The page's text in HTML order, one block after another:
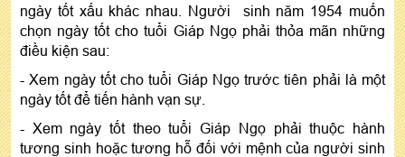
ngày tốt xấu khác nhau. Người sinh năm 1954 muốn
chọn ngày tốt cho tuổi Giáp Ngọ phải thỏa mãn những
điều kiện sau:
- Xem ngày tốt cho tuổi Giáp Ngọ trước tiên phải là một
ngày tốt để tiến hành vạn sự.
- Xem ngày tốt theo tuổi Giáp Ngọ phải thuộc hành
tương sinh hoặc tương hỗ đối với mệnh của người sinh